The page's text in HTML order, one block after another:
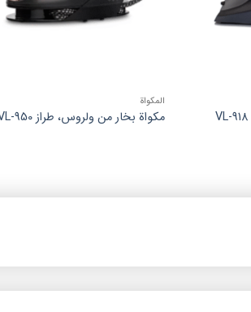
المكواة
مكواة بخار من ولروس، طراز VL-950